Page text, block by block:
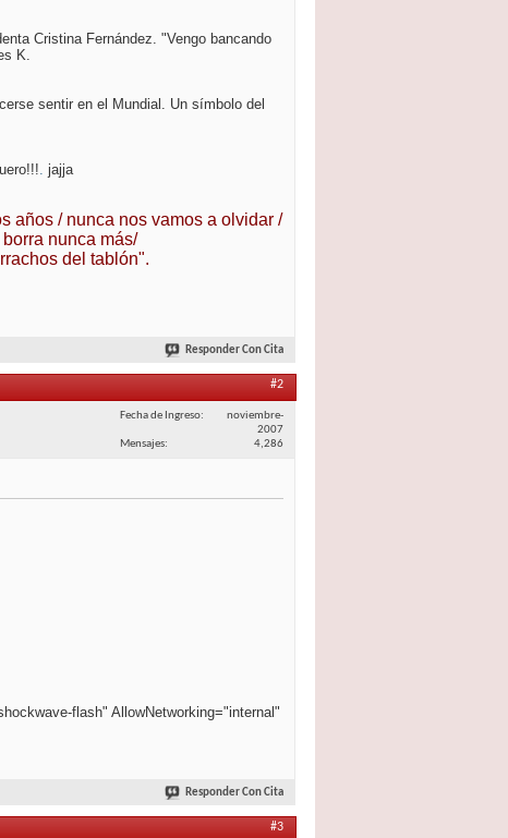
Cristina Fernández. "Vengo bancando
K.
sentir en el Mundial. Un símbolo del
. jajja
años / nunca nos vamos a olvidar /
nunca más/
del tablón".
Responder Con Cita
#2
Fecha de Ingreso
noviembre-
2007
Mensajes
4,286
flash" AllowNetworking="internal"
Responder Con Cita
#3